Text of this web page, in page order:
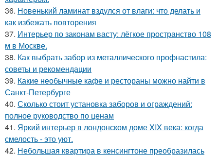
36. Новенький ламинат вздулся от влаги: что делать и
как избежать повторения
37. Интерьер по законам васту: лёгкое пространство 108
м в Москве.
38. Как выбрать забор из металлического профнастила:
советы и рекомендации
39. Какие необычные кафе и рестораны можно найти в
Санкт-Петербурге
40. Сколько стоит установка заборов и ограждений:
полное руководство по ценам
41. Яркий интерьер в лондонском доме XIX века: когда
смелость - это уют.
42. Небольшая квартира в кенсингтоне преобразилась